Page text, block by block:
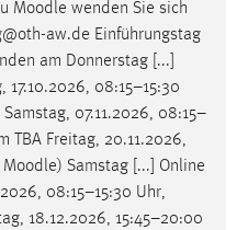
Moodle wenden Sie sich
aw.de Einführungstag
am Donnerstag [...]
17.10.2026, 08:15–15:30
Samstag, 07.11.2026, 08:15–
TBA Freitag, 20.11.2026,
Moodle) Samstag [...] Online
08:15–15:30 Uhr,
18.12.2026, 15:45–20:00